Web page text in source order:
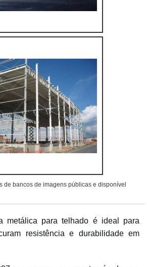
de bancos de imagens públicas e disponível
metálica para telhado é ideal para
resistência e durabilidade em